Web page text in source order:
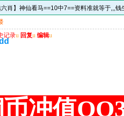
肖】神仙看马==10中7==资料准就等于,,,钱
记录u 回复u 编辑u
冲值